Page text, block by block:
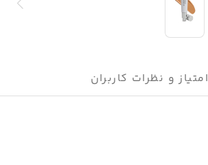
امتیاز و نظرات کاربران